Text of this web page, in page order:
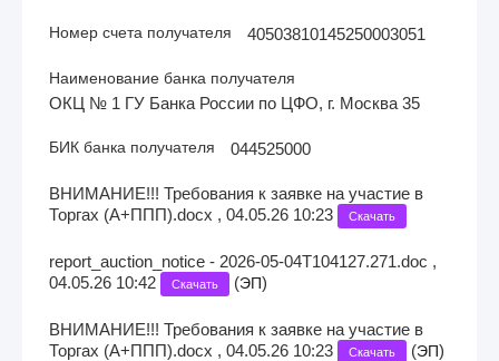
Номер счета получателя 40503810145250003051
Наименование банка получателя
ОКЦ № 1 ГУ Банка России по ЦФО, г. Москва 35
БИК банка получателя 044525000
ВНИМАНИЕ!!! Требования к заявке на участие в
Торгах (А+ППП).docx , 04.05.26 10:23
Скачать
report_auction_notice - 2026-05-04T104127.271.doc ,
04.05.26 10:42
Скачать (ЭП)
ВНИМАНИЕ!!! Требования к заявке на участие в
Торгах (А+ППП).docx , 04.05.26 10:23
Скачать (ЭП)